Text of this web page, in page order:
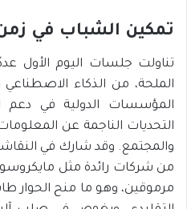
تمكين الشباب في
تناولت جلسات اليوم الأول
الملحة، من الذكاء الاصطناعي
المؤسسات الدولية في دعم
التحديات الناجمة عن
والمجتمع. وقد شارك في
من شركات رائدة مثل
مرموقين، وهو ما منح الحوار